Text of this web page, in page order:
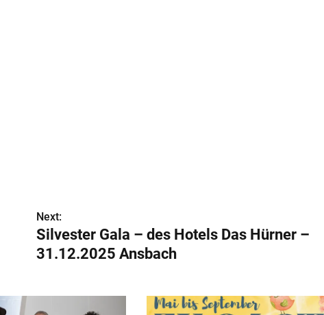
Next:
Silvester Gala – des Hotels Das Hürner –
31.12.2025 Ansbach